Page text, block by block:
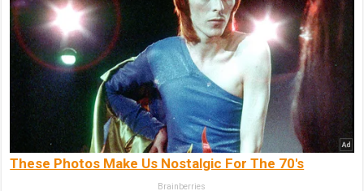
These Photos Make Us Nostalgic For The 70's
Brainberries